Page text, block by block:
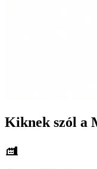
Kiknek szól a